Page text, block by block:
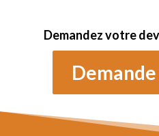
Demandez votre